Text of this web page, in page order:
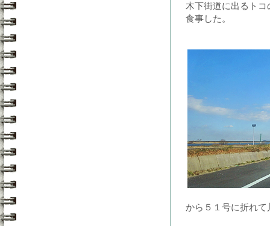
木下街道に出るト
食事した。
から５１号に折れ